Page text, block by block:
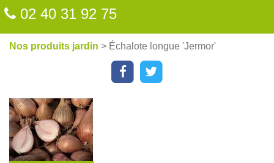
02 40 31 92 75
Nos produits jardin > Échalote longue 'Jermor'